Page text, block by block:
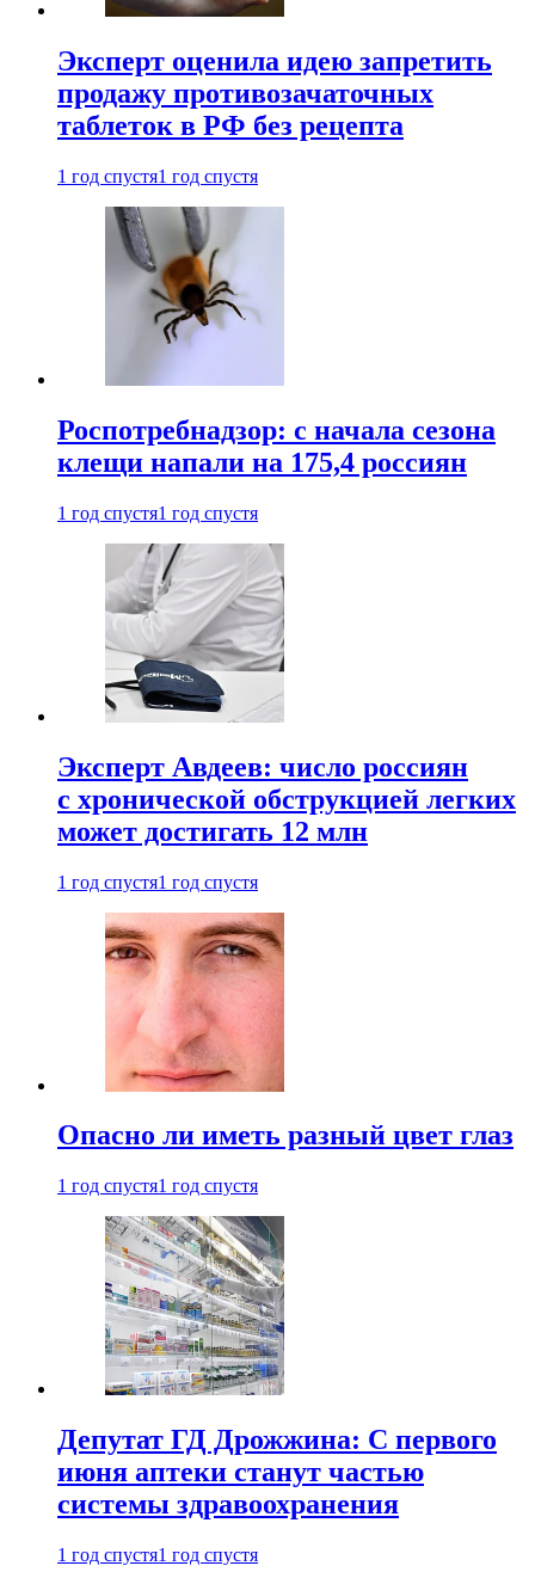
Эксперт оценила идею запретить
продажу противозачаточных
таблеток в РФ без рецепта
1 год спустя1 год спустя
Роспотребнадзор: с начала сезона
клещи напали на 175,4 россиян
1 год спустя1 год спустя
Эксперт Авдеев: число россиян
с хронической обструкцией легких
может достигать 12 млн
1 год спустя1 год спустя
Опасно ли иметь разный цвет глаз
1 год спустя1 год спустя
Депутат ГД Дрожжина: С первого
июня аптеки станут частью
системы здравоохранения
1 год спустя1 год спустя